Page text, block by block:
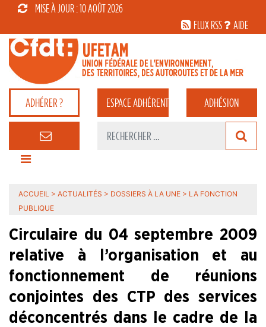
MISE À JOUR : 10 AOÛT 2026
FLUX RSS
AIDE
ADHÉRER ? ESPACEADHÉRENT ADHÉSION
ACCUEIL > ACTUALITÉS > DOSSIERS À LA UNE > LA FONCTION
PUBLIQUE
Circulaire du 04 septembre 2009
relative à l’organisation et au
fonctionnement de réunions
conjointes des CTP des services
déconcentrés dans le cadre de la